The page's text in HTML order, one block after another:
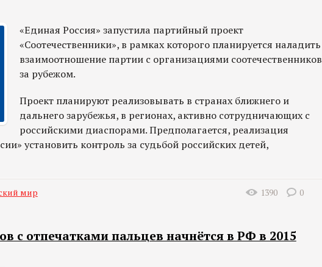
«Единая Россия» запустила партийный проект
«Соотечественники», в рамках которого планируется наладить
взаимоотношение партии с организациями соотечественников
за рубежом.
Проект планируют реализовывать в странах ближнего и
дальнего зарубежья, в регионах, активно сотрудничающих с
российскими диаспорами. Предполагается, реализация
установить контроль за судьбой российских детей,
мир 1390 0
с отпечатками пальцев начнётся в РФ в 2015